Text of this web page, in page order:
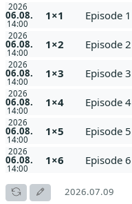
2026
06.08.
14:00
1×1 Episode 1
2026
06.08.
14:00
1×2 Episode 2
2026
06.08.
14:00
1×3 Episode 3
2026
06.08.
14:00
1×4 Episode 4
2026
06.08.
14:00
1×5 Episode 5
2026
06.08.
14:00
1×6 Episode 6
2026.07.09